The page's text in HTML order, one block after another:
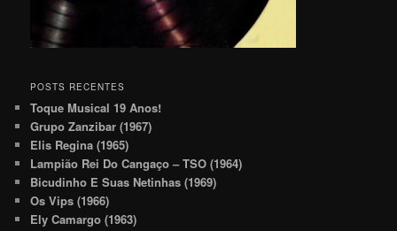
POSTS RECENTES
Toque Musical 19 Anos!
Grupo Zanzibar (1967)
Elis Regina (1965)
Lampião Rei Do Cangaço – TSO (1964)
Bicudinho E Suas Netinhas (1969)
Os Vips (1966)
Ely Camargo (1963)